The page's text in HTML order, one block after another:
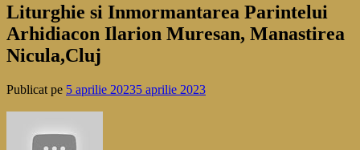
Liturghie si Inmormantarea Parintelui
Arhidiacon Ilarion Muresan, Manastirea
Nicula,Cluj
Publicat pe 5 aprilie 20235 aprilie 2023